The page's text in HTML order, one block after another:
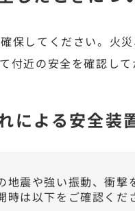
保してください。火
付近の安全を確認し
による安全装
地震や強い振動、衝撃
時は以下をご確認くだ